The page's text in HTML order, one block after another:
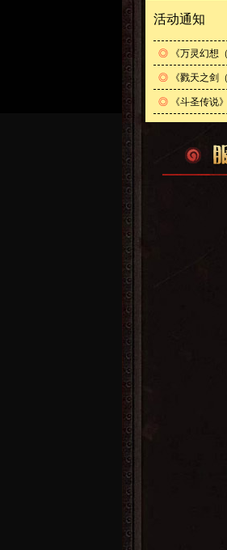
活动通知
◎ 《万灵幻想
◎ 《戮天之剑
◎ 《斗圣传说